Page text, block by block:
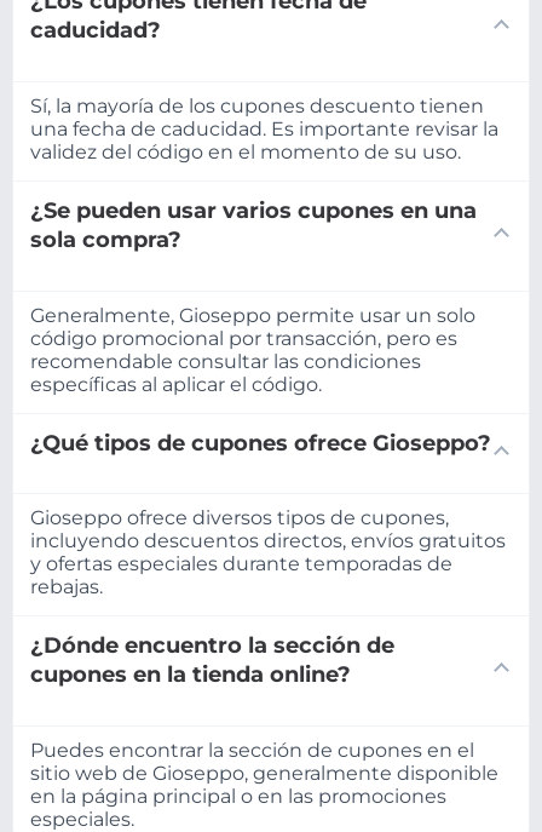
caducidad?
Sí, la mayoría de los cupones descuento tienen
una fecha de caducidad. Es importante revisar la
validez del código en el momento de su uso.
¿Se pueden usar varios cupones en una
sola compra?
Generalmente, Gioseppo permite usar un solo
código promocional por transacción, pero es
recomendable consultar las condiciones
específicas al aplicar el código.
¿Qué tipos de cupones ofrece Gioseppo?
Gioseppo ofrece diversos tipos de cupones,
incluyendo descuentos directos, envíos gratuitos
y ofertas especiales durante temporadas de
rebajas.
¿Dónde encuentro la sección de
cupones en la tienda online?
Puedes encontrar la sección de cupones en el
sitio web de Gioseppo, generalmente disponible
en la página principal o en las promociones
especiales.